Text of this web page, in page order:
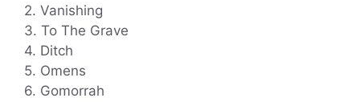
2. Vanishing
3. To The Grave
4. Ditch
5. Omens
6. Gomorrah